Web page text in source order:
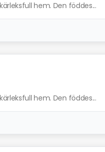
hem. Den föddes...
hem. Den föddes...